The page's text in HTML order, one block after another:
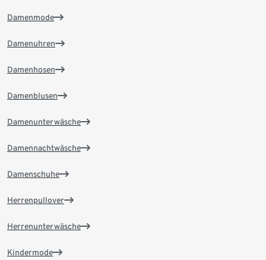
Damenmode
Damenuhren
Damenhosen
Damenblusen
Damenunterwäsche
Damennachtwäsche
Damenschuhe
Herrenpullover
Herrenunterwäsche
Kindermode